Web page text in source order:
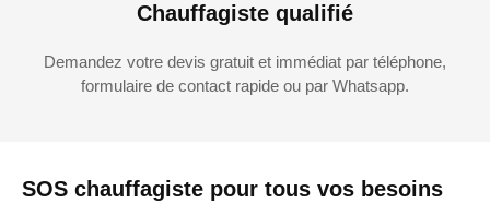
SOS chauffagiste pour tous vos besoins
Chauffagiste qualifié
Demandez votre devis gratuit et immédiat par téléphone,
formulaire de contact rapide ou par Whatsapp.